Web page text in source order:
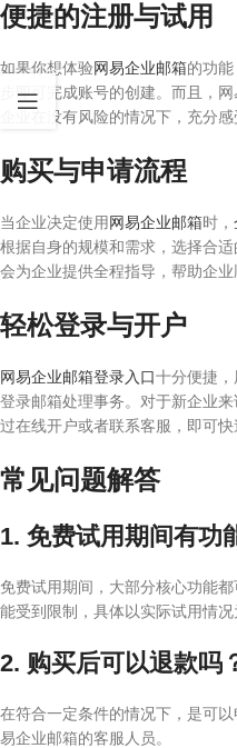
便捷的注册与试用
如果你想体验 网易企业邮箱的功
步即可完成账号的创建。而且，网
企业在没有风险的情况下，充分感
购买与申请流程
当企业决定使用 网易企业邮箱时，
根据自身的规模和需求，选择合
会为企业提供全程指导，帮助企
轻松登录与开户
网易企业邮箱登录入口 十分便捷
登录邮箱处理事务。对于新企业来
过在线开户或者联系客服，即可快
常见问题解答
1. 免费试用期间有功
免费试用期间，大部分核心功能
能受到限制，具体以实际试用情况
2. 购买后可以退款吗
在符合一定条件的情况下，是可
易企业邮箱的客服人员。